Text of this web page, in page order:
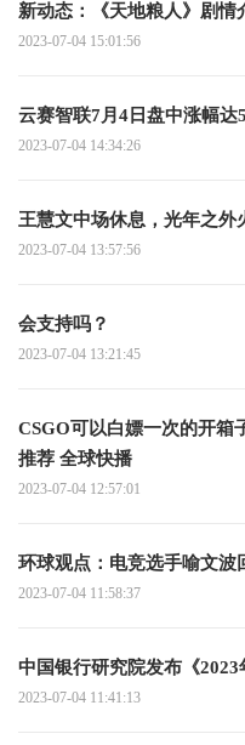
新动态：《天地粮人》剧情
2023-07-04 15:01:56
云赛智联7月4日盘中涨幅达
2023-07-04 14:34:26
王慧文中场休息，光年之外
2023-07-04 13:57:56
会支持吗？
2023-07-04 13:21:45
CSGO可以白嫖一次的开箱
推荐 全球快播
2023-07-04 12:57:01
环球观点：电竞选手喻文波
2023-07-04 11:58:37
中国银行研究院发布《2023
2023-07-04 11:41:13